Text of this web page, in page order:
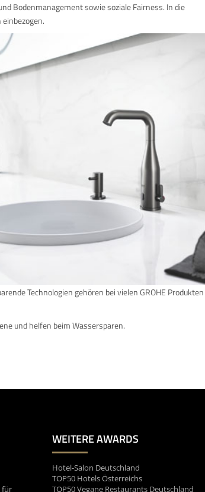
Bodenmanagement sowie soziale Fairness. In die
Technologien gehören bei vielen GROHE Produkten
und helfen beim Wassersparen.
für
WEITERE AWARDS
Hotel-Salon Deutschland
TOP50 Hotels Österreichs
TOP50 Vegane Restaurants Deutschland